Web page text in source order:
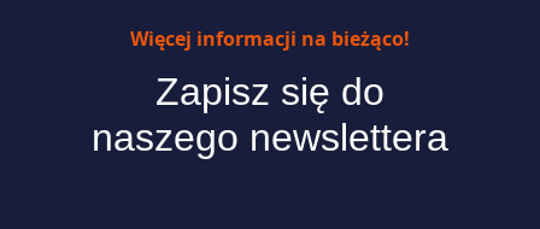
Więcej informacji na bieżąco!
Zapisz się do
naszego newslettera